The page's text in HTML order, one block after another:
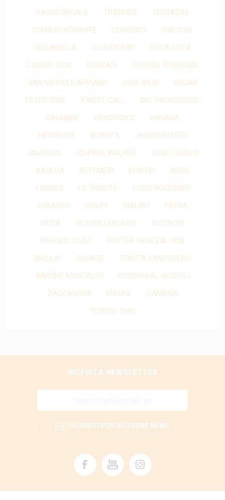
SASSO REGALE
TRIENNES
TERRAZAS
DI MAJO NORANTE
GORDON'S
ITALICUS
ISOLABELLA
CLOUDY BAY
COCA COLA
CODIGO 1530
CONTADI
CRISTAL ROEDERER
SAN MICHELE APPIANO
DON JULIO
EDGAR
FEVER TREE
FINEST CALL
DEL PROFESSORE
GIN MARE
HENDRICK'S
HAVANA
HENNESSY
BOBBY'S
JAGERMEISTER
JAMESON
JOHNNIE WALKER
JOSE CUERVO
KAHLUA
KETTMEIR KI NO BI
KRUG
LAMOLE
LE TRIBUTE
LOUIS ROEDERER
LUXARDO
MALFY MALIBU
PETRA
MESA
OLIVIER LEFLAIVE
ANTINORI
PERRIER JOUET
BOTTER VENEZIA 1928
BRILLA!
CUVAGE
TENUTA SANTODENO
BARONE MONTALTO
PODERI DAL NESPOLI
ZACCAGNINI
ENGINE
CAMPARI
TOSCHI 1945
RICEVI LA NEWSLETTER
ISCRIVITI PER RICEVERE NEWS